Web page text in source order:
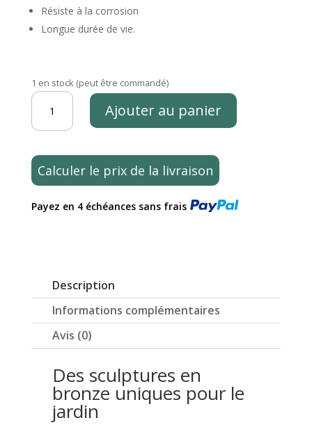
Résiste à la corrosion
Longue durée de vie.
1 en stock (peut être commandé)
quantité
Statue
femme
en
Hélène
Ajouter au panier
Calculer le prix de la livraison
Payez en 4 échéances sans frais
Description
Informations complémentaires
Avis (0)
Des sculptures en
bronze uniques pour le
jardin